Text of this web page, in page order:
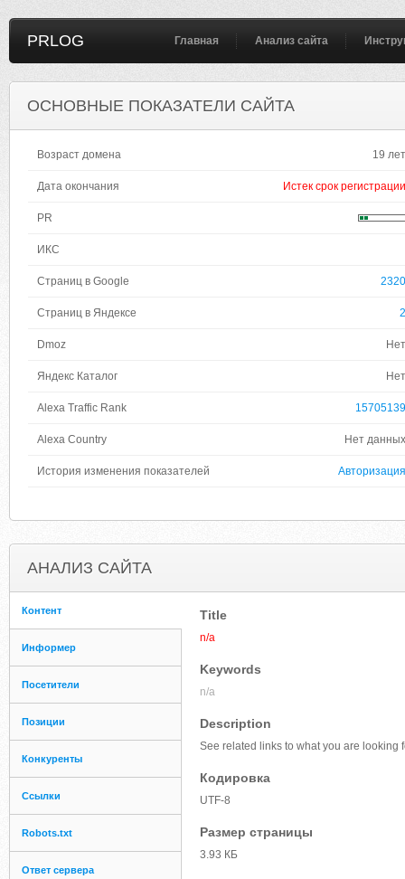
PRLOG Главная Анализ сайта
ОСНОВНЫЕ ПОКАЗАТЕЛИ САЙТА
Возраст домена 19 лет
Дата окончания Истек срок регистрации
PR
ИКС
Страниц в Google 2320
Страниц в Яндексе 2
Dmoz Нет
Яндекс Каталог Нет
Alexa Traffic Rank 15705139
Alexa Country Нет данных
История изменения показателей Авторизация
АНАЛИЗ САЙТА
Контент
Информер
Посетители
Позиции
Конкуренты
Ссылки
Robots.txt
Ответ сервера
Title
n/a
Keywords
n/a
Description
See related links to what you are looking
Кодировка
UTF-8
Размер страницы
3.93 КБ